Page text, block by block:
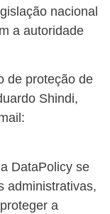
nacional
a autoridade
de proteção de
Shindi,
DataPolicy se
administrativas,
a